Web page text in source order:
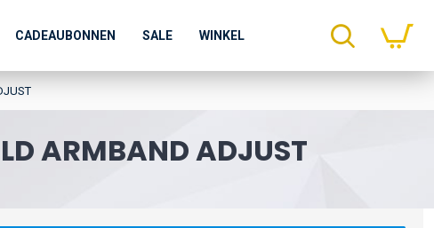
CADEAUBONNEN SALE WINKEL
ARMBAND ADJUST